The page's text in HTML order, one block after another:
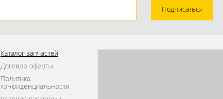
Подписаться
Каталог запчастей
Договор оферты
Политика
конфиденциальности